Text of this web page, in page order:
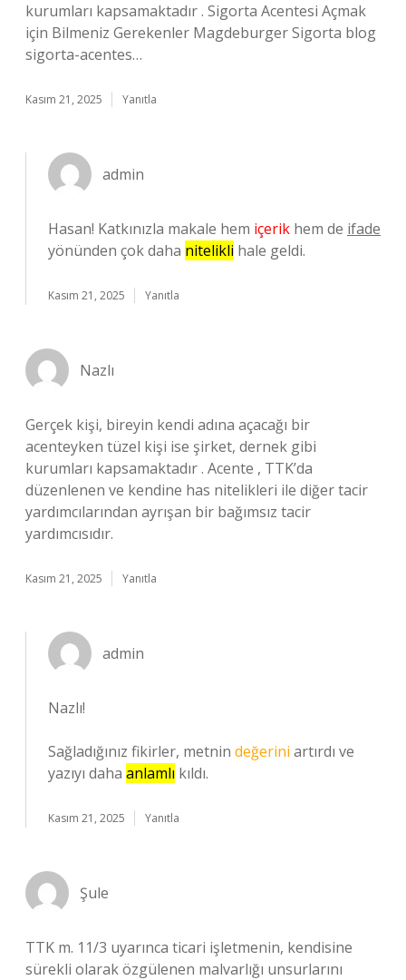
kurumları kapsamaktadır . Sigorta Acentesi Açmak
için Bilmeniz Gerekenler Magdeburger Sigorta blog
sigorta-acentes…
Kasım 21, 2025 Yanıtla
admin
Hasan! Katkınızla makale hem içerik hem de ifade
yönünden çok daha nitelikli hale geldi.
Kasım 21, 2025 Yanıtla
Nazlı
Gerçek kişi, bireyin kendi adına açacağı bir
acenteyken tüzel kişi ise şirket, dernek gibi
kurumları kapsamaktadır . Acente , TTK’da
düzenlenen ve kendine has nitelikleri ile diğer tacir
yardımcılarından ayrışan bir bağımsız tacir
yardımcısıdır.
Kasım 21, 2025 Yanıtla
admin
Nazlı!
Sağladığınız fikirler, metnin değerini artırdı ve
yazıyı daha anlamlı kıldı.
Kasım 21, 2025 Yanıtla
Şule
TTK m. 11/3 uyarınca ticari işletmenin, kendisine
sürekli olarak özgülenen malvarlığı unsurlarını